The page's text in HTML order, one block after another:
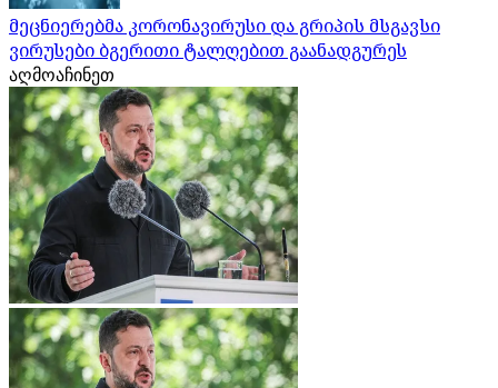
მეცნიერებმა კორონავირუსი და გრიპის მსგავსი
ვირუსები ბგერითი ტალღებით გაანადგურეს
აღმოაჩინეთ